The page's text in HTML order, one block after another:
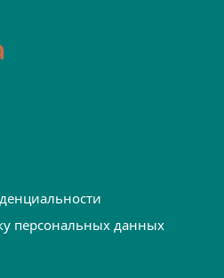
персональных данных